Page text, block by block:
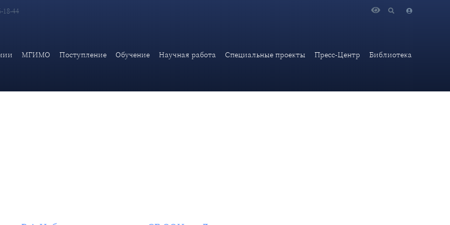
18-44
МГИМО Поступление Обучение Научная работа Специальные проекты Пресс-Центр Библиотека
В.А.Небензи на заседании СБ ООН по Ливии